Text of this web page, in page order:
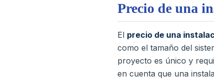
Precio de una
El precio de una
como el tamaño del
proyecto es único y
en cuenta que una